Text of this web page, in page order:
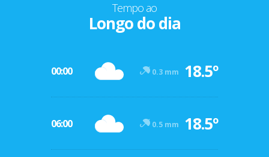
Tempo ao
Longo do dia
00:00 0.3 mm 18.5º
06:00 0.5 mm 18.5º